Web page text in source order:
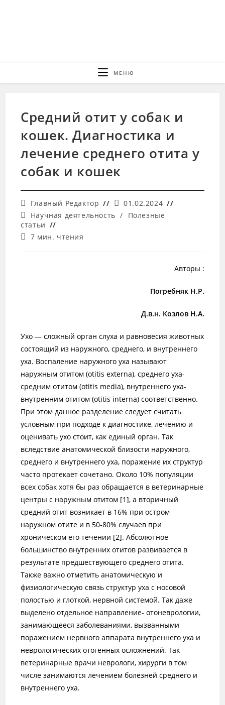
МЕНЮ
Средний отит у собак и
кошек. Диагностика и
лечение среднего отита у
собак и кошек
Автор
записи:
Главный Редактор
Запись
опубликована:
01.02.2024
Рубрика
записи:
Научная деятельность /
Полезные
статьи
Время
7 мин. чтения
Авторы :
Погребняк Н.Р.
Д.в.н. Козлов Н.А.
Ухо — сложный орган слуха и равновесия животных
состоящий из наружного, среднего, и внутреннего
уха. Воспаление наружного уха называют
наружным отитом (otitis externa), среднего уха-
средним отитом (otitis media), внутреннего уха-
внутренним отитом (otitis interna) соответственно.
При этом данное разделение следует считать
условным при подходе к диагностике, лечению и
оценивать ухо стоит, как единый орган. Так
вследствие анатомической близости наружного,
среднего и внутреннего уха, поражение их структур
часто протекает сочетано. Около 10% популяции
всех собак хотя бы раз обращается в ветеринарные
центры с наружным отитом [1], а вторичный
средний отит возникает в 16% при остром
наружном отите и в 50-80% случаев при
хроническом его течении [2]. Абсолютное
большинство внутренних отитов развивается в
результате предшествующего среднего отита.
Также важно отметить анатомическую и
физиологическую связь структур уха с носовой
полостью и глоткой, нервной системой. Так даже
выделено отдельное направление- отоневрологии,
занимающееся заболеваниями, вызванными
поражением нервного аппарата внутреннего уха и
неврологических отогенных осложнений. Так
ветеринарные врачи неврологи, хирурги в том
числе занимаются лечением болезней среднего и
внутреннего уха.